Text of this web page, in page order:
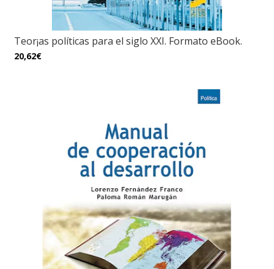
Teor¡as políticas para el siglo XXI. Formato eBook.
20,62€